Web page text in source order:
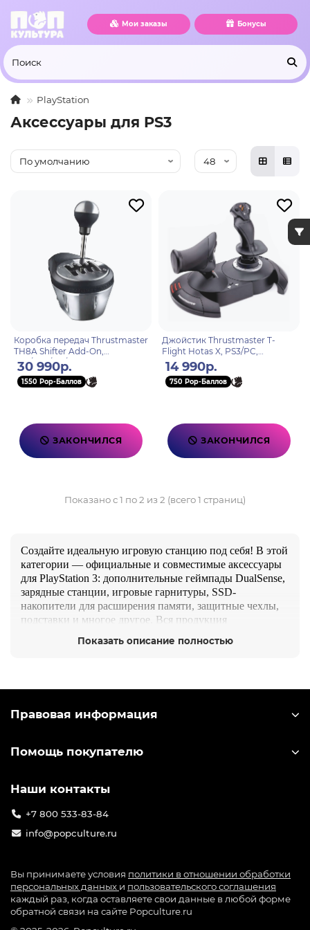
Мои заказы Бонусы
PlayStation
Аксессуары для PS3
Коробка передач Thrustmaster
TH8A Shifter Add-On,
PS3/PS4/PC/XboxOne
30 990р.
1550 Pop-Баллов
ЗАКОНЧИЛСЯ
Джойстик Thrustmaster T-
Flight Hotas X, PS3/PC,
Warthunder pack
14 990р.
750 Pop-Баллов
ЗАКОНЧИЛСЯ
Показано с 1 по 2 из 2 (всего 1 страниц)
Создайте идеальную игровую станцию под себя! В этой
категории — официальные и совместимые аксессуары
для PlayStation 3: дополнительные геймпады DualSense,
зарядные станции, игровые гарнитуры, SSD-
накопители для расширения памяти, защитные чехлы,
подставки и многое другое. Вся продукция
оригинальной упаковке. Подберите аксессуары,
производителя и поддержкой от официального
Показать описание полностью
Правовая информация
Помощь покупателю
Наши контакты
+7 800 533-83-84
info@popculture.ru
Вы принимаете условия политики в отношении обработки
персональных данных и пользовательского соглашения
каждый раз, когда оставляете свои данные в любой форме
обратной связи на сайте Popculture.ru